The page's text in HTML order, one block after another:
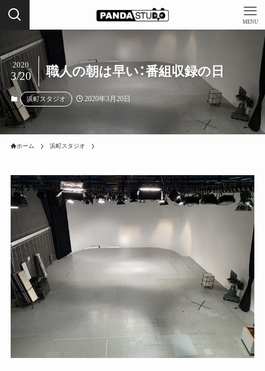
MENU
職人の朝は早い：番組収録の日
2020
3/20
浜町スタジオ 2020年3月20日
ホーム 浜町スタジオ